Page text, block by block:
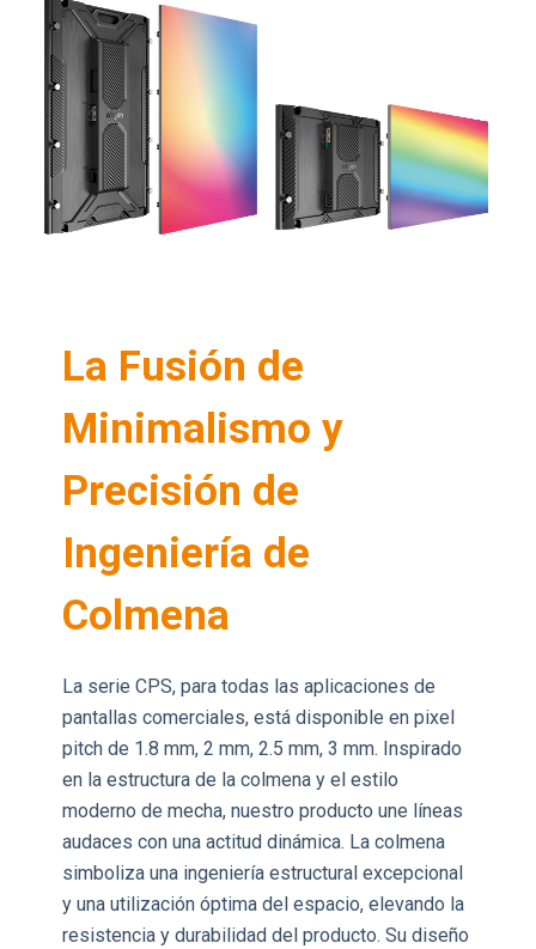
La Fusión de
Minimalismo y
Precisión de
Ingeniería de
Colmena
La serie CPS, para todas las aplicaciones de
pantallas comerciales, está disponible en pixel
pitch de 1.8 mm, 2 mm, 2.5 mm, 3 mm. Inspirado
en la estructura de la colmena y el estilo
moderno de mecha, nuestro producto une líneas
audaces con una actitud dinámica. La colmena
simboliza una ingeniería estructural excepcional
y una utilización óptima del espacio, elevando la
resistencia y durabilidad del producto. Su diseño